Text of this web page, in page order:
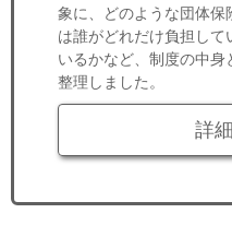
象に、どのような団体
は誰がどれだけ負担して
いるかなど、制度の中身
整理しました。
詳